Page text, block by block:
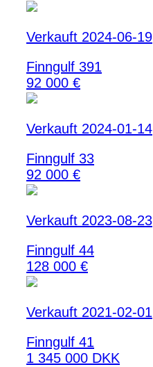
Verkauft 2024-06-19
Finngulf 391
92 000 €
Verkauft 2024-01-14
Finngulf 33
92 000 €
Verkauft 2023-08-23
Finngulf 44
128 000 €
Verkauft 2021-02-01
Finngulf 41
1 345 000 DKK